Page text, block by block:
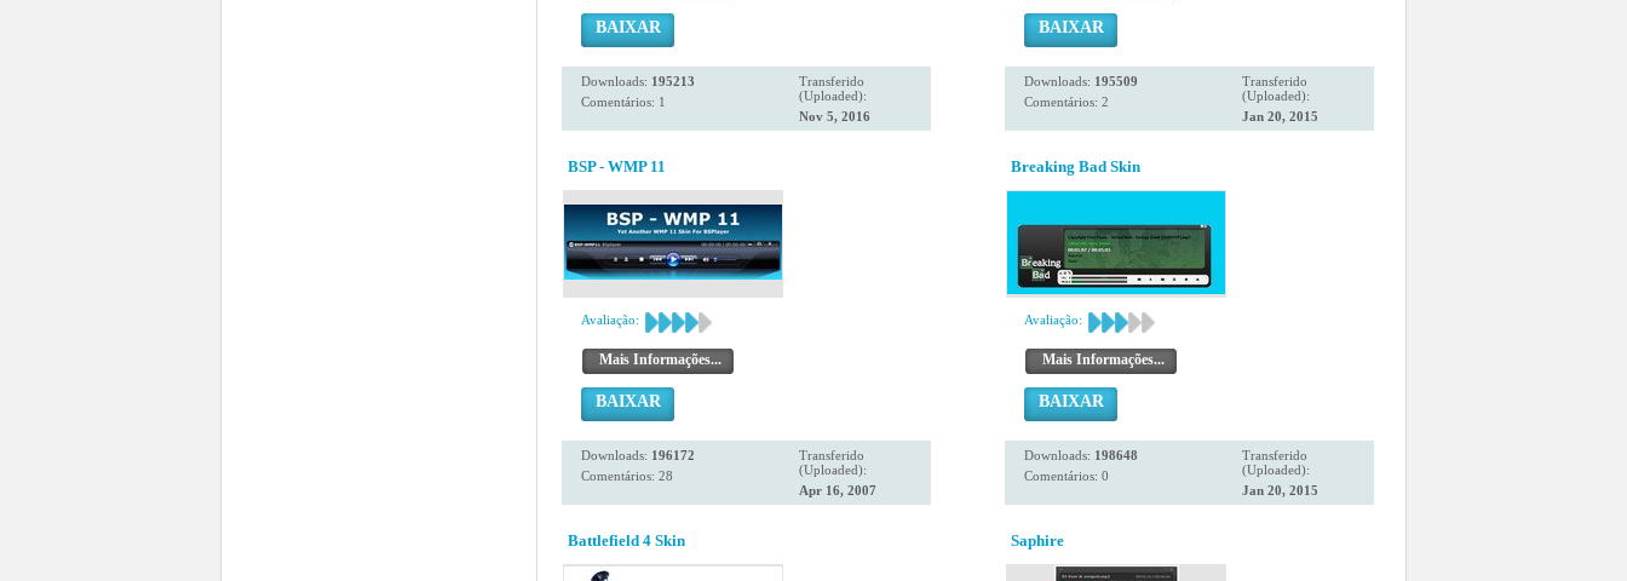
BAIXAR
Downloads: 195213
Comentários: 1
Transferido
(Uploaded):
Nov 5, 2016
BAIXAR
Downloads: 195509
Comentários: 2
Transferido
(Uploaded):
Jan 20, 2015
BSP - WMP 11
Avaliação:
Mais Informações...
BAIXAR
Downloads: 196172
Comentários: 28
Transferido
(Uploaded):
Apr 16, 2007
Breaking Bad Skin
Avaliação:
Mais Informações...
BAIXAR
Downloads: 198648
Comentários: 0
Transferido
(Uploaded):
Jan 20, 2015
Battlefield 4 Skin Saphire